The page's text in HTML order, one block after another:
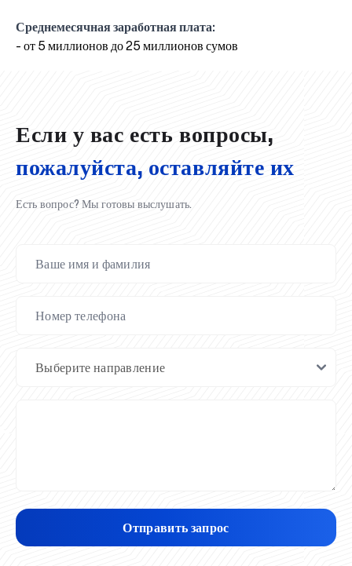
Среднемесячная заработная плата:
- от 5 миллионов до 25 миллионов сумов
UBS professori "Yangi O‘zbekiston yosh olimlari"
qatoridan joy oldi!
Вышел новый номер нашей любимой газеты «UBS
Xabarnomasi»!
Анализ деятельности UBS и планы на перспективу
Преподаватели UBS повысили квалификацию в
Кыргызстане
Вперёд к победе, Узбекистан!
НАЗНАЧЕНИЕ
UBS в средствах массовой информации
UBS и выпускники университета удостоены наград
хокимията области
Хотите вывести изучение языка на новый уровень?
Inson kapitaliga yo‘naltirilgan investitsiya — Yangi
O‘zbekiston taraqqiyotining eng muhim tayanchi
Если у вас есть вопросы,
пожалуйста, оставляйте их
Есть вопрос? Мы готовы выслушать.
Отправить запрос